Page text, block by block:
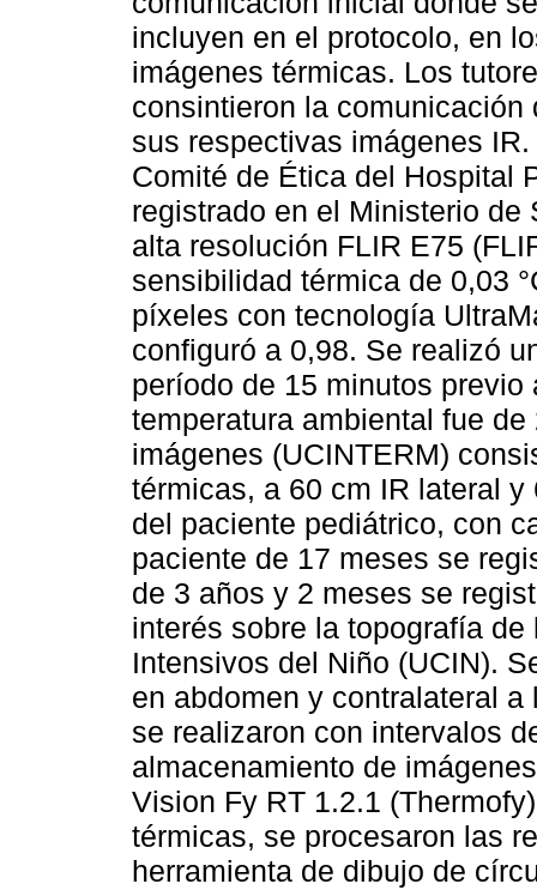
incluyen en el protocolo, en
imágenes térmicas. Los
consintieron la
sus respectivas imágenes
Comité de Ética del Hospital
registrado en el Ministerio
alta resolución FLIR E75
sensibilidad térmica de 0,03
píxeles con tecnología
configuró a 0,98. Se realizó
período de 15 minutos
temperatura ambiental fue
imágenes (UCINTERM)
térmicas, a 60 cm IR lateral
del paciente pediátrico, con
paciente de 17 meses se
de 3 años y 2 meses se
interés sobre la topografía
Intensivos del Niño (UCIN).
en abdomen y contralateral
se realizaron con intervalos
almacenamiento de
Vision Fy RT 1.2.1
térmicas, se procesaron las
herramienta de dibujo de